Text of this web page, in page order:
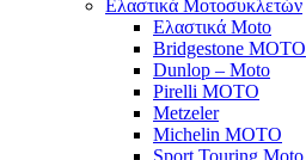
Ελαστικά Μοτοσυκλετών
Ελαστικά Moto
Bridgestone MOTO
Dunlop – Moto
Pirelli MOTO
Metzeler
Michelin MOTO
Sport Touring Moto